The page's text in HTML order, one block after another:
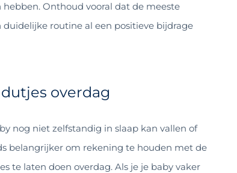
Onthoud vooral dat de meeste
routine al een positieve bijdrage
overdag
nog niet zelfstandig in slaap kan vallen of
belangrijker om rekening te houden met de
te laten doen overdag. Als je je baby vaker